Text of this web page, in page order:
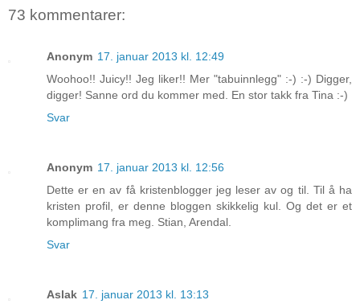
73 kommentarer:
Anonym 17. januar 2013 kl. 12:49
Woohoo!! Juicy!! Jeg liker!! Mer "tabuinnlegg" :-) :-) Digger,
digger! Sanne ord du kommer med. En stor takk fra Tina :-)
Svar
Anonym 17. januar 2013 kl. 12:56
Dette er en av få kristenblogger jeg leser av og til. Til å ha
kristen profil, er denne bloggen skikkelig kul. Og det er et
komplimang fra meg. Stian, Arendal.
Svar
Aslak 17. januar 2013 kl. 13:13